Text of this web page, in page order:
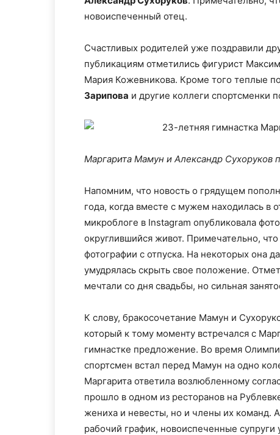
новоиспеченный отец.
Счастливых родителей уже поздравили
публикациям отметились фигурист
Мария Кожевникова. Кроме того теплые
Зарипова и другие коллеги спортсменки
Маргарита Мамун и Александр Сухоруков
Напомним, что новость о грядущем
года, когда вместе с мужем находилась в
микроблоге в Instagram опубликовала
округлившийся живот. Примечательно,
фотографии с отпуска. На некоторых она
умудрялась скрыть свое положение.
мечтали со дня свадьбы, но сильная
К слову, бракосочетание Мамун и
который к тому моменту встречался с
гимнастке предложение. Во время
спортсмен встал перед Мамун на одно
Маргарита ответила возлюбленному
прошло в одном из ресторанов на
жениха и невесты, но и члены их команд.
рабочий график, новоиспеченные